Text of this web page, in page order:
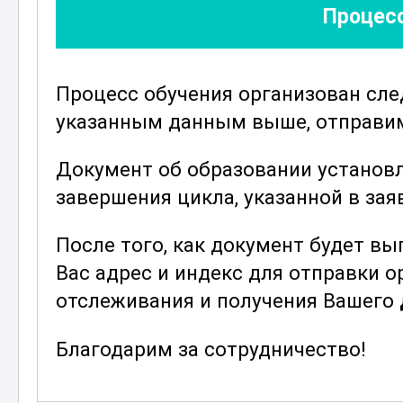
обеспечивая безопасность
методах координации действий с
Важной частью обучения является
средств и методов их применения.
и недостатках каждого из них, а
подходящий способ тушения в
В процессе обучения особое
безопасности и использования
научатся правильно надевать и
одежды и снаряжения, а также
Процесс обучения организован
указанным данным выше,
Документ об образовании
завершения цикла, указанной в
После того, как документ будет
Вас адрес и индекс для отправки
отслеживания и получения Вашего
Благодарим за сотрудничество!